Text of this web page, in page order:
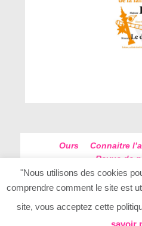
Ours Connaitre
Revue de
"Nous utilisons des cookies
comprendre comment le site est
site, vous acceptez cette
savoir